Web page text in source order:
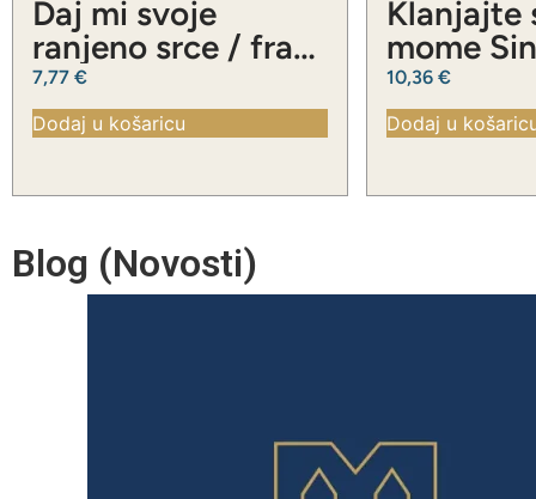
Daj mi svoje
ranjeno srce / fra
Slavko Barbarić
7,77 €
Dodaj u košaricu
Klanjajte
mome
Slavko
10,36 €
Dodaj u
Blog (Novosti)